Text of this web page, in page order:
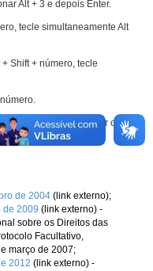
Alt + 3 e depois Enter.
tecle simultaneamente Alt
Shift + número, tecle
que explicam melhor o
nos sites da
de 2004 (link externo);
de 2009 (link externo) -
sobre os Direitos das
Facultativo,
março de 2007;
2012 (link externo) -